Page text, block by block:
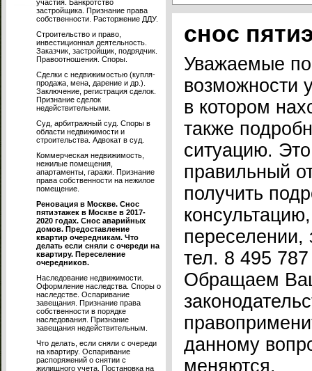
участия. Банкротство
застройщика. Признание права
собственности. Расторжение ДДУ.
Строительство и право,
инвестиционная деятельность.
Заказчик, застройщик, подрядчик.
Правоотношения. Споры.
Сделки с недвижимостью (купля-
продажа, мена, дарение и др.).
Заключение, регистрация сделок.
Признание сделок
недействительными.
Суд, арбитражный суд. Споры в
области недвижимости и
строительства. Адвокат в суд.
Коммерческая недвижимость,
нежилые помещения,
апартаменты, гаражи. Признание
права собственности на нежилое
помещение.
Реновация в Москве. Снос
пятиэтажек в Москве в 2017-
2020 годах. Снос аварийных
домов. Предоставление
квартир очередникам. Что
делать если сняли с очереди на
квартиру. Переселение
очередников.
Наследование недвижимости.
Оформление наследства. Споры о
наследстве. Оспаривание
завещания. Признание права
собственности в порядке
наследования. Признание
завещания недействительным.
Что делать, если сняли с очереди
на квартиру. Оспаривание
распоряжений о снятии с
жилищного учета. Постановка на
снос
Уважаемые
возможности
в котором
также
ситуацию.
правильный
получить
переселении,
тел. 8 495
Обращаем
данному
меняются.